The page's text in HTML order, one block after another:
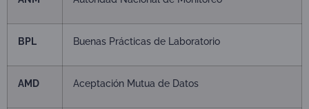
BPL Buenas Prácticas de Laboratorio
AMD Aceptación Mutua de Datos